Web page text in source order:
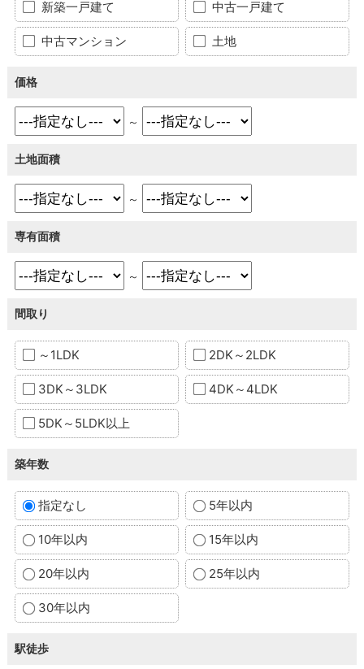
新築一戸建て 中古一戸建て
中古マンション 土地
価格
～
土地面積
～
専有面積
～
間取り
～1LDK 2DK～2LDK
3DK～3LDK 4DK～4LDK
5DK～5LDK以上
築年数
指定なし 5年以内
10年以内 15年以内
20年以内 25年以内
30年以内
駅徒歩